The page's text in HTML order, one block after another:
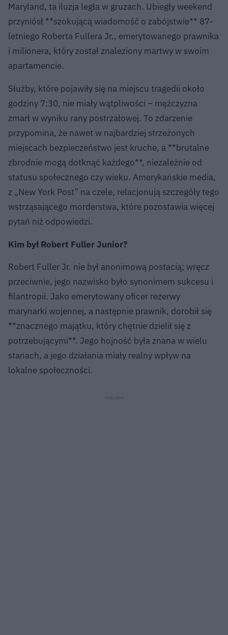
Maryland, ta iluzja legła w gruzach. Ubiegły weekend
przyniósł **szokującą wiadomość o zabójstwie** 87-
letniego Roberta Fullera Jr., emerytowanego prawnika
i milionera, który został znaleziony martwy w swoim
apartamencie.
Służby, które pojawiły się na miejscu tragedii około
godziny 7:30, nie miały wątpliwości – mężczyzna
zmarł w wyniku rany postrzałowej. To zdarzenie
przypomina, że nawet w najbardziej strzeżonych
miejscach bezpieczeństwo jest kruche, a **brutalne
zbrodnie mogą dotknąć każdego**, niezależnie od
statusu społecznego czy wieku. Amerykańskie media,
z „New York Post” na czele, relacjonują szczegóły tego
wstrząsającego morderstwa, które pozostawia więcej
pytań niż odpowiedzi.
Kim był Robert Fuller Junior?
Robert Fuller Jr. nie był anonimową postacią; wręcz
przeciwnie, jego nazwisko było synonimem sukcesu i
filantropii. Jako emerytowany oficer rezerwy
marynarki wojennej, a następnie prawnik, dorobił się
**znacznego majątku, który chętnie dzielił się z
potrzebującymi**. Jego hojność była znana w wielu
stanach, a jego działania miały realny wpływ na
lokalne społeczności.